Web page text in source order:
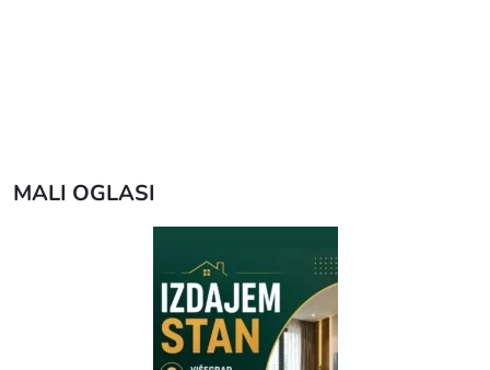
MALI OGLASI